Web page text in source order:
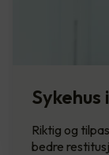
Sykehus
Riktig og
bedre